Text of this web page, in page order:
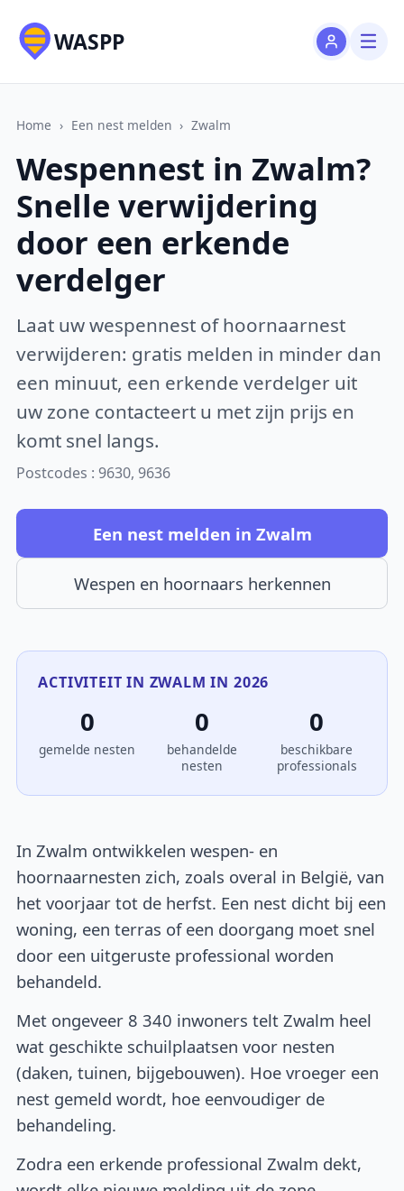
WASPP
Home › Een nest melden › Zwalm
Wespennest in Zwalm?
Snelle verwijdering
door een erkende
verdelger
Laat uw wespennest of hoornaarnest
verwijderen: gratis melden in minder dan
een minuut, een erkende verdelger uit
uw zone contacteert u met zijn prijs en
komt snel langs.
Postcodes : 9630, 9636
Een nest melden in Zwalm
Wespen en hoornaars herkennen
ACTIVITEIT IN ZWALM IN 2026
0
gemelde nesten
0
behandelde
nesten
0
beschikbare
professionals
In Zwalm ontwikkelen wespen- en
hoornaarnesten zich, zoals overal in België, van
het voorjaar tot de herfst. Een nest dicht bij een
woning, een terras of een doorgang moet snel
door een uitgeruste professional worden
behandeld.
Met ongeveer 8 340 inwoners telt Zwalm heel
wat geschikte schuilplaatsen voor nesten
(daken, tuinen, bijgebouwen). Hoe vroeger een
nest gemeld wordt, hoe eenvoudiger de
behandeling.
Zodra een erkende professional Zwalm dekt,